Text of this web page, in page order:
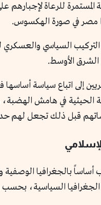
للرعاة لإجبارهم
مصر في صورة الهكسوس.
السياسي والعسكري
الشرق الأوسط.
إلى اتباع سياسة
الحيثية في هامش
قبل ذلك تجعل لهم
بالجغرافيا الوصفية
الجغرافيا السياسية،